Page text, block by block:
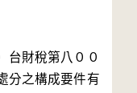
台財稅第八００
分之構成要件有